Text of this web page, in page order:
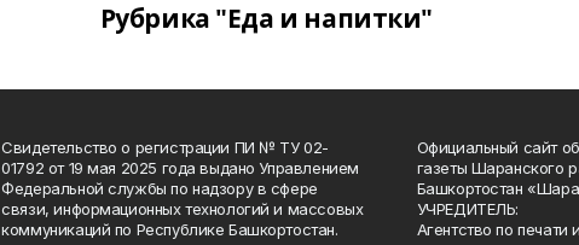
Рубрика "Еда и напитки"
Свидетельство о регистрации ПИ № ТУ 02-
01792 от 19 мая 2025 года выдано Управлением
Федеральной службы по надзору в сфере
связи, информационных технологий и массовых
коммуникаций по Республике Башкортостан.
Официальный сайт
газеты Шаранского
Башкортостан
УЧРЕДИТЕЛЬ:
Агентство по